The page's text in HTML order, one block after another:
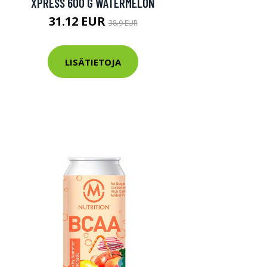
31.12 EUR38.9 EUR
LISÄTIETOJA